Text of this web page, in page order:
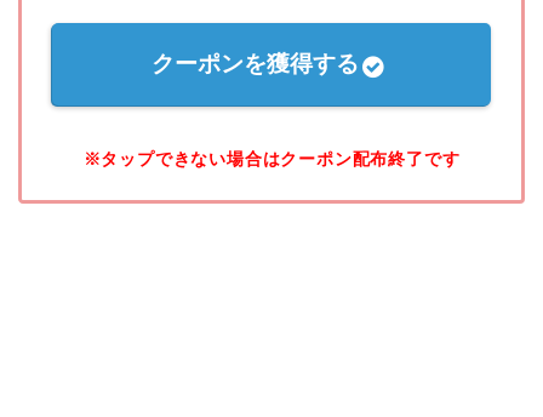
クーポンを獲得する
※タップできない場合はクーポン配布終了です